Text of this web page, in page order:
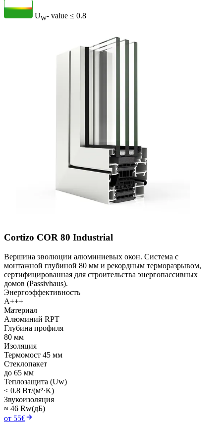
UW- value ≤ 0.8
Cortizo COR 80 Industrial
Вершина эволюции алюминиевых окон. Система с
монтажной глубиной 80 мм и рекордным терморазрывом,
сертифицированная для строительства энергопассивных
домов (Passivhaus).
Энергоэффективность
A+++
Материал
Алюминий RPT
Глубина профиля
80 мм
Изоляция
Термомост 45 мм
Стеклопакет
до 65 мм
Теплозащита (Uw)
≤ 0.8 Вт/(м²·K)
Звукоизоляция
≈ 46 Rw(дБ)
от 55€